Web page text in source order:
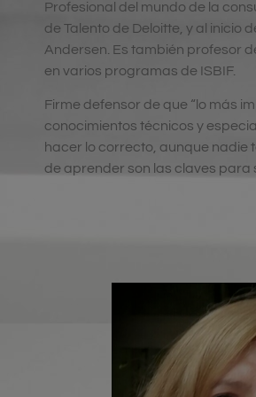
Profesional del mundo de la
de Talento de Deloitte, y al inicio
Andersen. Es también profesor
en varios programas de ISBIF.
Firme defensor de que “lo más
conocimientos técnicos y
hacer lo correcto, aunque nadie
de aprender son las claves para